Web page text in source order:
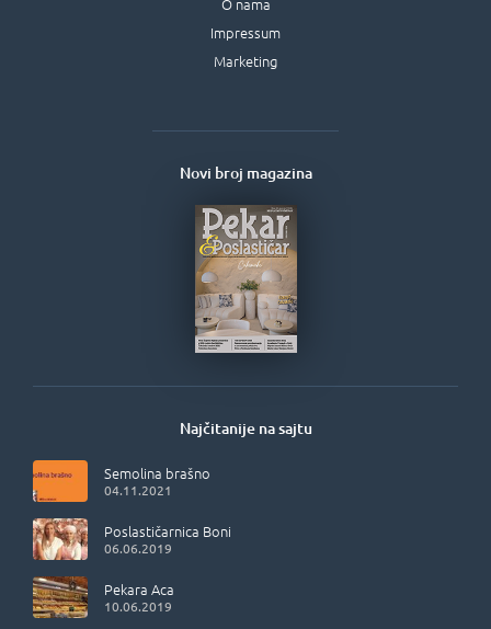
O nama
Impressum
Marketing
Najčitanije na sajtu
Semolina brašno
04.11.2021
Poslastičarnica Boni
06.06.2019
Pekara Aca
10.06.2019
Novi broj magazina